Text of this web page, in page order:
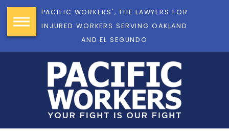
PACIFIC WORKERS', THE LAWYERS FOR
INJURED WORKERS SERVING OAKLAND
AND EL SEGUNDO